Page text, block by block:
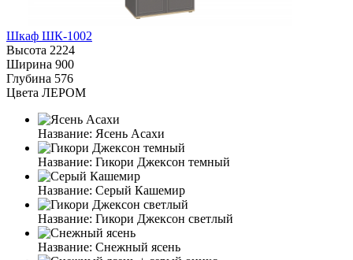
Шкаф ШК-1002
Высота 2224
Ширина 900
Глубина 576
Цвета ЛЕРОМ
Название: Ясень Асахи
Название: Гикори Джексон темный
Название: Серый Кашемир
Название: Гикори Джексон светлый
Название: Снежный ясень